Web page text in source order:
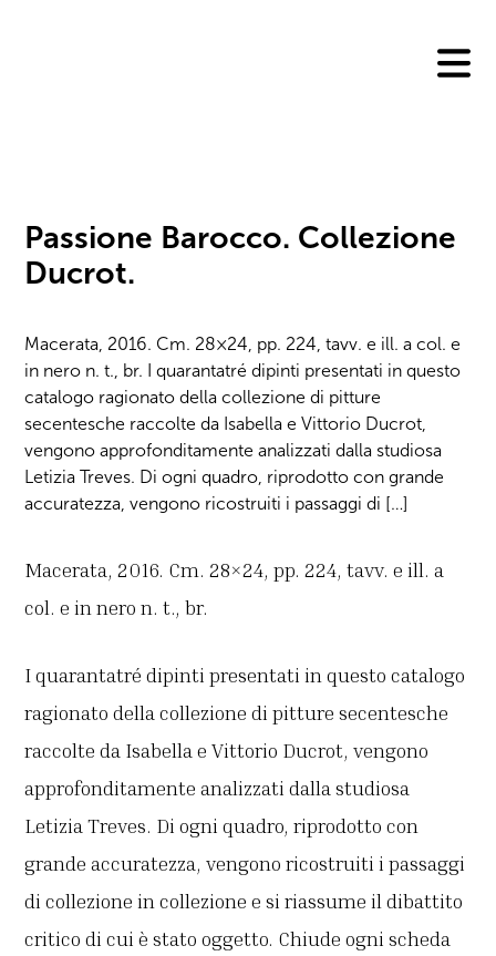
Passione Barocco. Collezione
Ducrot.
Macerata, 2016. Cm. 28×24, pp. 224, tavv. e ill. a col. e
in nero n. t., br. I quarantatré dipinti presentati in questo
catalogo ragionato della collezione di pitture
secentesche raccolte da Isabella e Vittorio Ducrot,
vengono approfonditamente analizzati dalla studiosa
Letizia Treves. Di ogni quadro, riprodotto con grande
accuratezza, vengono ricostruiti i passaggi di […]
Macerata, 2016. Cm. 28×24, pp. 224, tavv. e ill. a
col. e in nero n. t., br.
I quarantatré dipinti presentati in questo catalogo
ragionato della collezione di pitture secentesche
raccolte da Isabella e Vittorio Ducrot, vengono
approfonditamente analizzati dalla studiosa
Letizia Treves. Di ogni quadro, riprodotto con
grande accuratezza, vengono ricostruiti i passaggi
di collezione in collezione e si riassume il dibattito
critico di cui è stato oggetto. Chiude ogni scheda